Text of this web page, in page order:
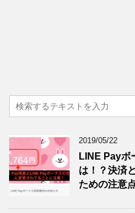
2019/05/22
LINE Payボ
は！？決済
ための注意